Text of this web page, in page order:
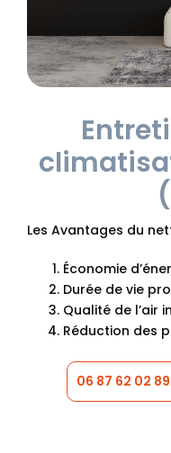
Les Avantages du
Économie
Durée de vie
Qualité de l’air
Réduction des
06 87 62 02 89